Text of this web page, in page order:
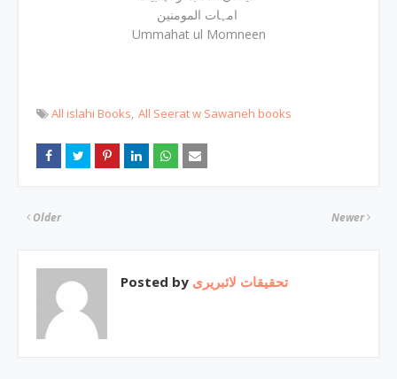
Ummahat ul Momneen
All islahi Books All Seerat w Sawaneh books
Newer
Older
Posted by تحقیقات لائبریری